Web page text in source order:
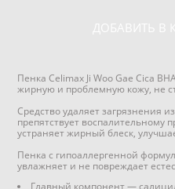
ДОБАВИТЬ В
Пенка Celimax Ji Woo Gae Cica
жирную и проблемную кожу, не
Средство удаляет загрязнения
препятствует воспалительному
устраняет жирный блеск,
Пенка с гипоаллергенной
увлажняет и не повреждает
Главный компонент —